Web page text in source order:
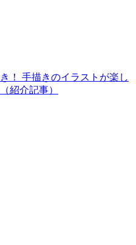
！ 手描きのイラストが楽し
紹介記事）